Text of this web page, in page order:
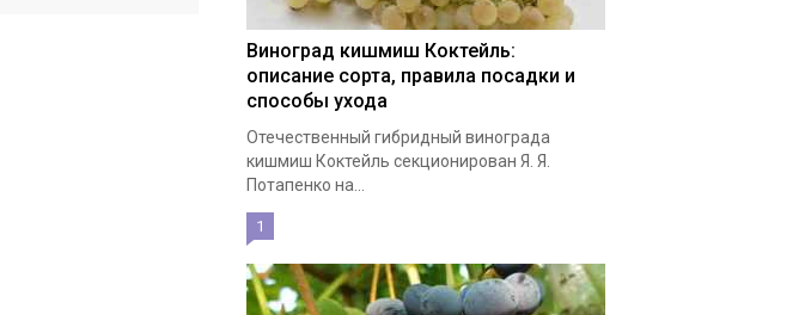
Виноград кишмиш Коктейль:
описание сорта, правила посадки и
способы ухода
Отечественный гибридный винограда
кишмиш Коктейль секционирован Я. Я.
Потапенко на...
1